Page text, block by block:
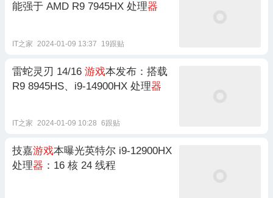
能强于 AMD R9 7945HX 处理器
IT之家 2024-01-09 13:37 19跟贴
雷蛇灵刃 14/16 游戏本发布：搭载
R9 8945HS、i9-14900HX 处理器
IT之家 2024-01-09 10:28 6跟贴
技嘉游戏本曝光英特尔 i9-12900HX
处理器 ：16 核 24 线程